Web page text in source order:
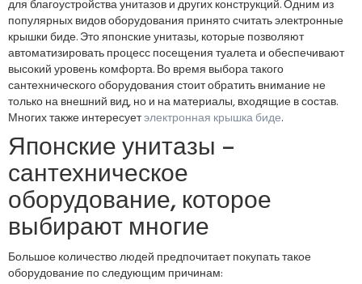
для благоустройства унитазов и других конструкций. Одним из
популярных видов оборудования принято считать электронные
крышки биде. Это японские унитазы, которые позволяют
автоматизировать процесс посещения туалета и обеспечивают
высокий уровень комфорта. Во время выбора такого
сантехнического оборудования стоит обратить внимание не
только на внешний вид, но и на материалы, входящие в состав.
Многих также интересуетэлектронная крышка биде.
Японские унитазы –
сантехническое
оборудование, которое
выбирают многие
Большое количество людей предпочитает покупать такое
оборудование по следующим причинам: